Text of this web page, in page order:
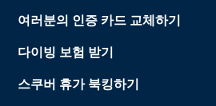
여러분의 인증 카드 교체하기
다이빙 보험 받기
스쿠버 휴가 북킹하기